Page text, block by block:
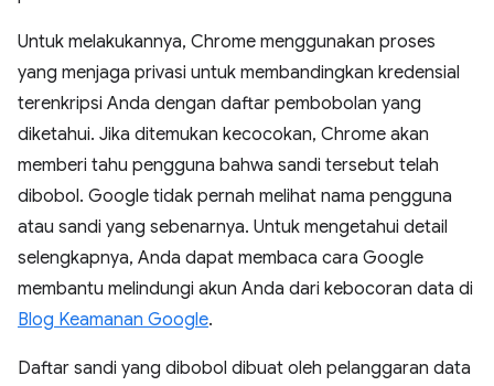
Untuk melakukannya, Chrome menggunakan proses
yang menjaga privasi untuk membandingkan kredensial
terenkripsi Anda dengan daftar pembobolan yang
diketahui. Jika ditemukan kecocokan, Chrome akan
memberi tahu pengguna bahwa sandi tersebut telah
dibobol. Google tidak pernah melihat nama pengguna
atau sandi yang sebenarnya. Untuk mengetahui detail
selengkapnya, Anda dapat membaca cara Google
membantu melindungi akun Anda dari kebocoran data di
Blog Keamanan Google.
Daftar sandi yang dibobol dibuat oleh pelanggaran data